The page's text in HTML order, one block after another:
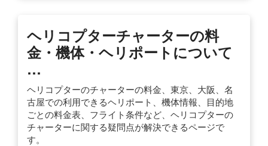
ヘリコプターチャーターの料
金・機体・ヘリポートについて
…
ヘリコプターのチャーターの料金、東京、大阪、名
古屋での利用できるヘリポート、機体情報、目的地
ごとの料金表、フライト条件など、ヘリコプターの
チャーターに関する疑問点が解決できるページで
す。